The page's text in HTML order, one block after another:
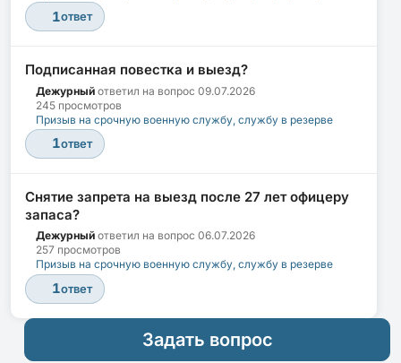
1ответ
Подписанная повестка и выезд?
Дежурный ответил на вопрос 09.07.2026
245 просмотров
Призыв на срочную военную службу, службу в резерве
1ответ
Снятие запрета на выезд после 27 лет офицеру
запаса?
Дежурный ответил на вопрос 06.07.2026
257 просмотров
Призыв на срочную военную службу, службу в резерве
1ответ
Задать вопрос